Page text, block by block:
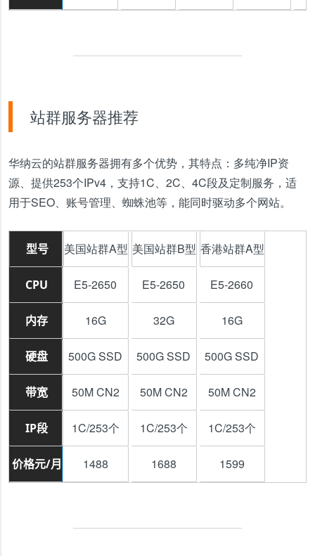
站群服务器推荐
华纳云的站群服务器拥有多个优势，其特点：多纯净IP资
源、提供253个IPv4，支持1C、2C、4C段及定制服务，适
用于SEO、账号管理、蜘蛛池等，能同时驱动多个网站。
型号
CPU
内存
硬盘
带宽
IP段
价格元/月
美国站群A型
E5-2650
16G
500G SSD
50M CN2
1C/253个
1488
美国站群B型
E5-2650
32G
500G SSD
50M CN2
1C/253个
1688
香港站群A型
E5-2660
16G
500G SSD
50M CN2
1C/253个
1599